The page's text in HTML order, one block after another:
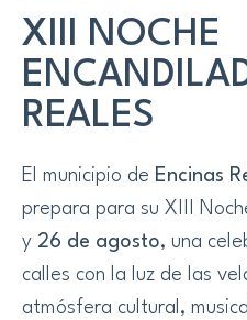
XIII NOCHE
REALES
El municipio de Encinas
prepara para su XIII
y 26 de agosto, una
calles con la luz de las
atmósfera cultural,